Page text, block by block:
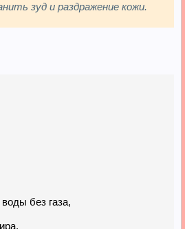
зуд и раздражение кожи.
без газа,